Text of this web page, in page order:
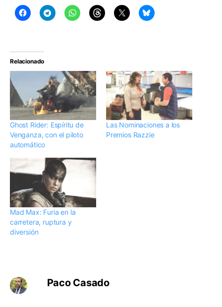
Relacionado
Ghost Rider: Espíritu de
Venganza, con el piloto
automático
Las Nominaciones a los
Premios Razzie
Mad Max: Furia en la
carretera, ruptura y
diversión
Paco Casado